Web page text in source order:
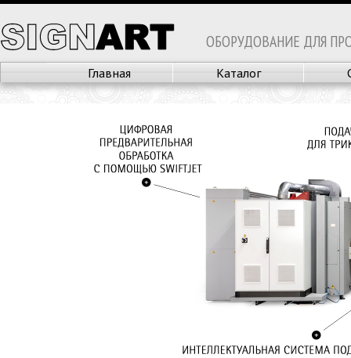
ОБОРУДОВАНИЕ ДЛЯ
Главная Каталог